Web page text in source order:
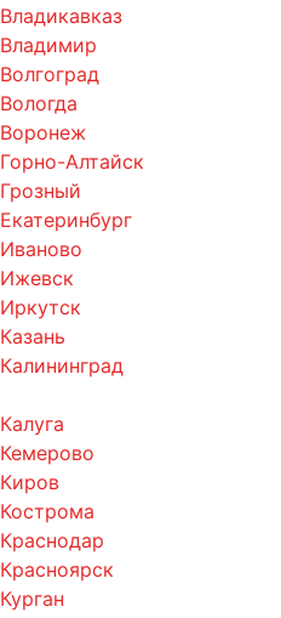
Владикавказ
Владимир
Волгоград
Вологда
Воронеж
Горно-Алтайск
Грозный
Екатеринбург
Иваново
Ижевск
Иркутск
Казань
Калининград
Калуга
Кемерово
Киров
Кострома
Краснодар
Красноярск
Курган